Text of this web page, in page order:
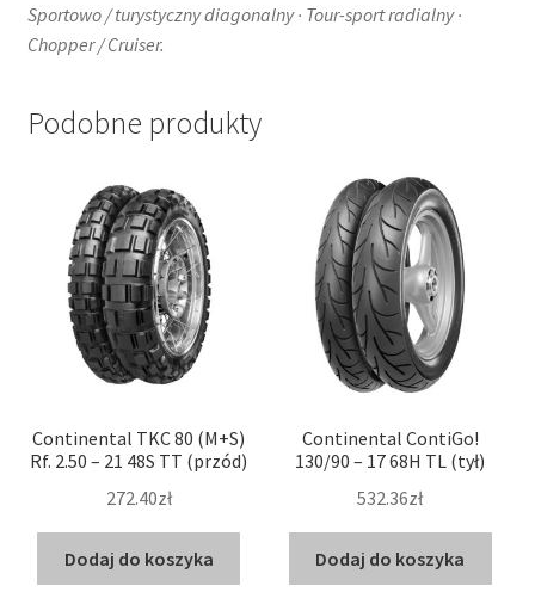
Sportowo / turystyczny diagonalny · Tour-sport radialny ·
Chopper / Cruiser.
Podobne produkty
Continental TKC 80 (M+S)
Rf. 2.50 – 21 48S TT (przód)
272.40zł
Dodaj do koszyka
Continental ContiGo!
130/90 – 17 68H TL (tył)
532.36zł
Dodaj do koszyka